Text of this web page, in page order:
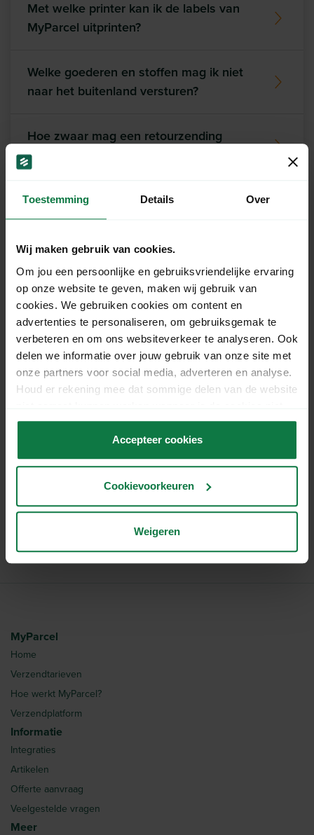
Toestemming Details Over
Wij maken gebruik van cookies.
Om jou een persoonlijke en gebruiksvriendelijke ervaring
op onze website te geven, maken wij gebruik van
cookies. We gebruiken cookies om content en
advertenties te personaliseren, om gebruiksgemak te
verbeteren en om ons websiteverkeer te analyseren. Ook
delen we informatie over jouw gebruik van onze site met
onze partners voor social media, adverteren en analyse.
Houd er rekening mee dat sommige delen van de website
accepteert.
Accepteer cookies
Cookievoorkeuren
Weigeren
Met welke printer kan ik de labels van
MyParcel uitprinten?
Welke goederen en stoffen mag ik niet
naar het buitenland versturen?
Hoe zwaar mag een retourzending
wegen?
Ons support team staat
voor je klaar!
Chat
Mail
MyParcel
Home
Verzendtarieven
Hoe werkt MyParcel?
Verzendplatform
Informatie
Integraties
Artikelen
Offerte aanvraag
Veelgestelde vragen
Meer